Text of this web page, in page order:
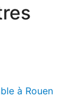
à Rouen